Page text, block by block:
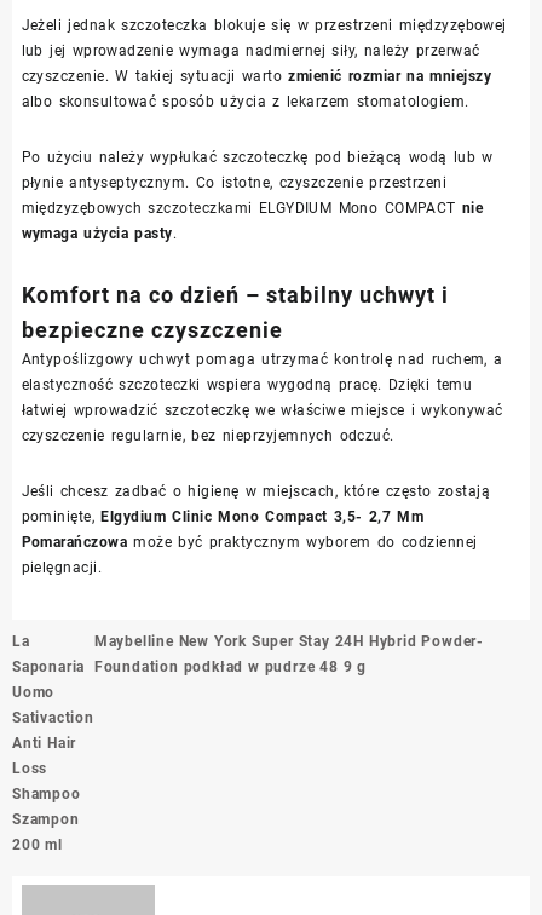
Jeżeli jednak szczoteczka blokuje się w przestrzeni międzyzębowej
lub jej wprowadzenie wymaga nadmiernej siły, należy przerwać
czyszczenie. W takiej sytuacji wartozmienić rozmiar na mniejszy
albo skonsultować sposób użycia z lekarzem stomatologiem.
Po użyciu należy wypłukać szczoteczkę pod bieżącą wodą lub w
płynie antyseptycznym. Co istotne, czyszczenie przestrzeni
międzyzębowych szczoteczkami ELGYDIUM Mono COMPACT nie
wymaga użycia pasty.
Komfort na co dzień – stabilny uchwyt i
bezpieczne czyszczenie
Antypoślizgowy uchwyt pomaga utrzymać kontrolę nad ruchem, a
elastyczność szczoteczki wspiera wygodną pracę. Dzięki temu
łatwiej wprowadzić szczoteczkę we właściwe miejsce i wykonywać
czyszczenie regularnie, bez nieprzyjemnych odczuć.
Jeśli chcesz zadbać o higienę w miejscach, które często zostają
pominięte,Elgydium Clinic Mono Compact 3,5- 2,7 Mm
Pomarańczowa może być praktycznym wyborem do codziennej
pielęgnacji.
Nawigacja
wpisu
La
Saponaria
Uomo
Sativaction
Anti Hair
Loss
Shampoo
Szampon
200 ml
Maybelline New York Super Stay 24H Hybrid Powder-
Foundation podkład w pudrze 48 9 g